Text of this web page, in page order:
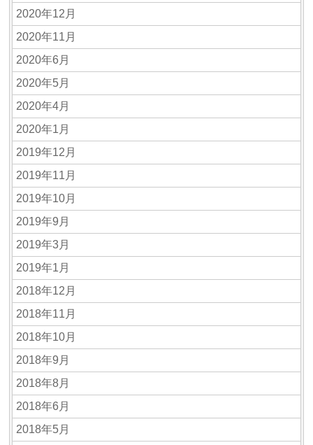
2020年12月
2020年11月
2020年6月
2020年5月
2020年4月
2020年1月
2019年12月
2019年11月
2019年10月
2019年9月
2019年3月
2019年1月
2018年12月
2018年11月
2018年10月
2018年9月
2018年8月
2018年6月
2018年5月